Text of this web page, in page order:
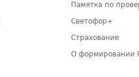
Памятка по
Светофор+
Страхование
О формировании